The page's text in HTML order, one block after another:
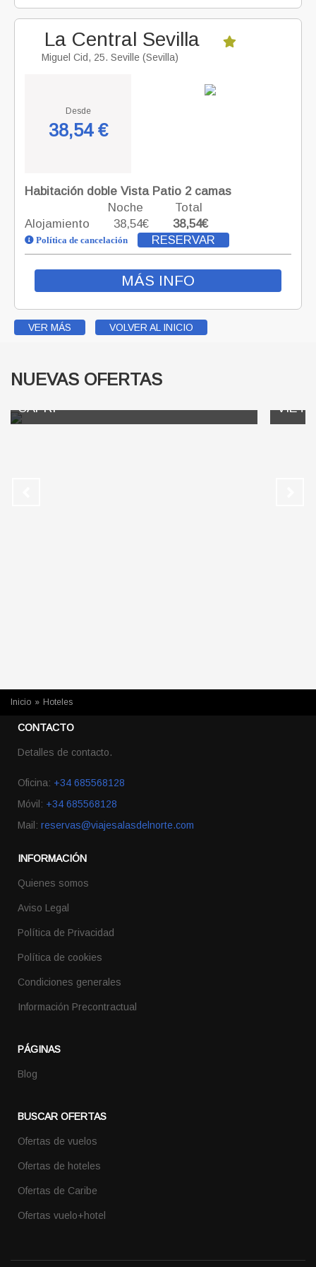
La Central Sevilla
Miguel Cid, 25. Seville (Sevilla)
Desde
38,54 €
Habitación doble Vista Patio 2 camas
Noche
Total
Alojamiento
38,54€
38,54€
RESERVAR
Política de cancelación
MÁS INFO
VER MÁS VOLVER AL INICIO
NUEVAS OFERTAS
NÁPOLES, POMPEYA Y OPCIONAL
CAPRI
USTED ESTÁ AQUÍ
Inicio » Hoteles
CONTACTO
Detalles de contacto.
Oficina: +34 685568128
Móvil: +34 685568128
Mail: reservas@viajesalasdelnorte.com
INFORMACIÓN
Quienes somos
Aviso Legal
Política de Privacidad
Política de cookies
Condiciones generales
Información Precontractual
PÁGINAS
Blog
BUSCAR OFERTAS
Ofertas de vuelos
Ofertas de hoteles
Ofertas de Caribe
Ofertas vuelo+hotel